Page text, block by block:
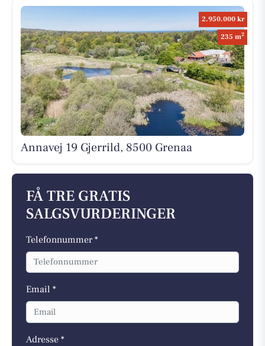
2.950.000 kr
235 m2
Annavej 19 Gjerrild, 8500 Grenaa
FÅ TRE GRATIS
SALGSVURDERINGER
Telefonnummer *
Email *
Adresse *